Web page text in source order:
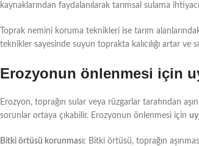
kaynaklarından faydalanılarak tarımsal sulama
Toprak nemini koruma teknikleri ise tarım
teknikler sayesinde suyun toprakta kalıcılığı artar ve
Erozyonun önlenmesi için
Erozyon, toprağın sular veya rüzgarlar tarafından
sorunlar ortaya çıkabilir. Erozyonun önlenmesi için
Bitki örtüsü korunması: Bitki örtüsü, toprağın